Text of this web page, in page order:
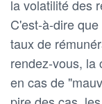
la volatilité des
C'est-à-dire
taux de
rendez-vous, la
en cas de